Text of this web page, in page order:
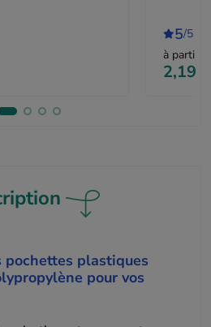
5/5
à partir
2,19 €
pochettes plastiques
pour vos